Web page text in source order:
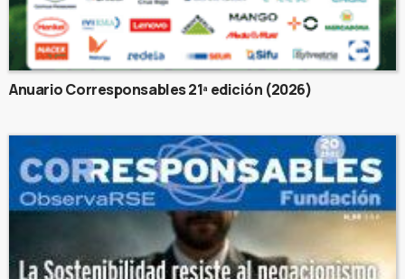
Anuario Corresponsables 21ª edición (2026)